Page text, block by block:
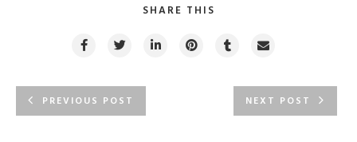
SHARE THIS
PREVIOUS POST NEXT POST